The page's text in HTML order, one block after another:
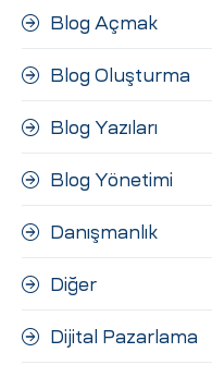
Blog Açmak
Blog Oluşturma
Blog Yazıları
Blog Yönetimi
Danışmanlık
Diğer
Dijital Pazarlama